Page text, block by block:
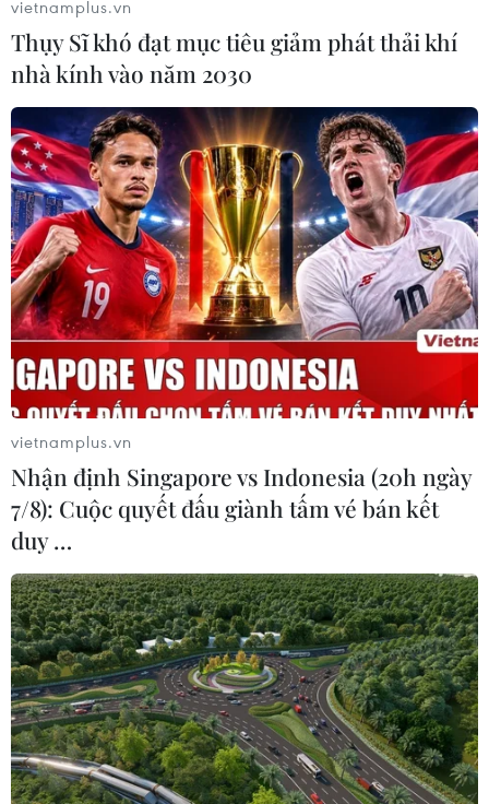
Sử dụng nano curcumin hướng đích điều
trị ung thư: Con dao hai lưỡi
Điều trị ung thư là vấn đề rất lớn, rất phức tạp và đòi hỏi
chuyên môn sâu, kết hợp đa mô thức, đa chuyên khoa
và phải xuất phát từ những cơ sở y tế uy tín mới có thể
hiệu quả.
Nguy cơ ung thư da khi sử dụng kem
dưỡng ẩm SPF sai cách
09/04/2019 07:24
Việc không thoa kem dưỡng ẩm có yếu tố chống nắng
(SPF) và bảo vệ da mặt đúng cách, đặc biệt là vùng
quanh mắt, có thể làm gia tăng nguy cơ ung thư da.
vietnamplus.vn
Thụy Sĩ khó đạt mục tiêu giảm phát thải khí
nhà kính vào năm 2030
vietnamplus.vn
Nhận định Singapore vs Indonesia (20h ngày
7/8): Cuộc quyết đấu giành tấm vé bán kết
duy …